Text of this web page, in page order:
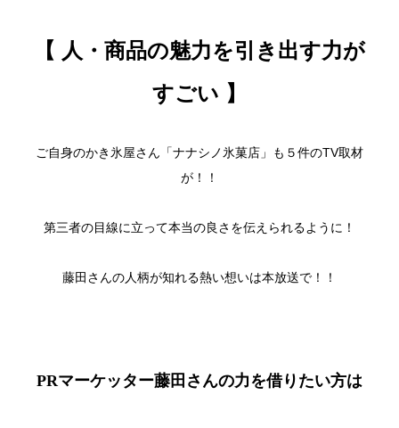
【 人・商品の魅力を引き出す力が
すごい 】
ご自身のかき氷屋さん「ナナシノ氷菓店」も５件のTV取材
が！！
第三者の目線に立って本当の良さを伝えられるように！
藤田さんの人柄が知れる熱い想いは本放送で！！
PRマーケッター藤田さんの力を借りたい方は